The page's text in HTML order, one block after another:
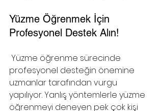
Yüzme Öğrenmek İçin
Profesyonel Destek Alın!
profesyonel desteğin önemine
uzmanlar tarafından vurgu
yapılıyor. Yanlış yöntemlerle yüzme
öğrenmeyi deneyen pek çok kişi